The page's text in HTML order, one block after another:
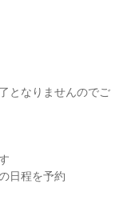
となりませんのでご
日程を予約